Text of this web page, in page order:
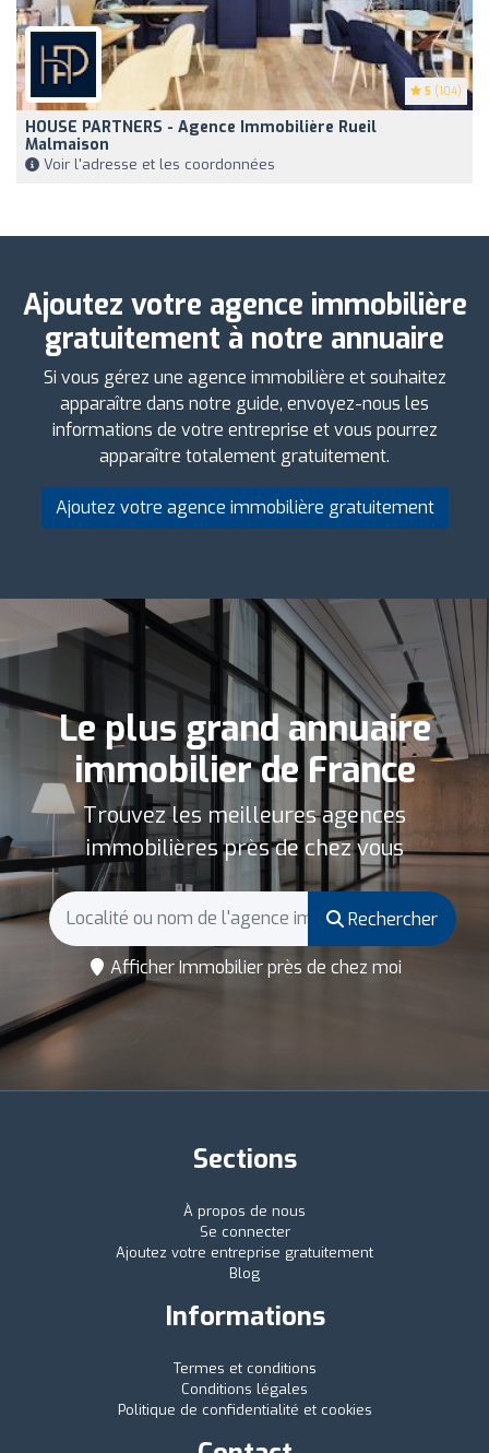
5 (104)
HOUSE PARTNERS - Agence Immobilière Rueil
Malmaison
Voir l'adresse et les coordonnées
Ajoutez votre agence immobilière
gratuitement à notre annuaire
Si vous gérez une agence immobilière et souhaitez
apparaître dans notre guide, envoyez-nous les
informations de votre entreprise et vous pourrez
apparaître totalement gratuitement.
Ajoutez votre agence immobilière gratuitement
Le plus grand annuaire
immobilier de France
Trouvez les meilleures agences
immobilières près de chez vous
Rechercher
Afficher Immobilier près de chez moi
Sections
À propos de nous
Se connecter
Ajoutez votre entreprise gratuitement
Blog
Informations
Termes et conditions
Conditions légales
Politique de confidentialité et cookies